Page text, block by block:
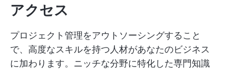
アクセス
プロジェクト管理をアウトソーシングすること
で、高度なスキルを持つ人材があなたのビジネス
に加わります。ニッチな分野に特化した専門知識